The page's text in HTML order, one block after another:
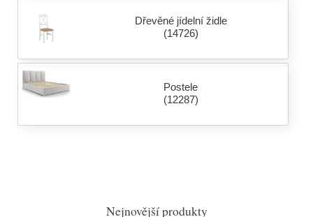
Dřevěné jídelní židle
(14726)
Postele
(12287)
Nejnovější produkty